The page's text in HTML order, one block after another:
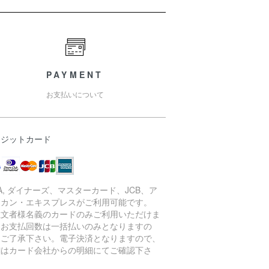
PAYMENT
お支払いについて
ットカード
ダイナーズ、マスターカード、JCB、ア
ン・エキスプレスがご利用可能です。
者様名義のカードのみご利用いただけま
支払回数は一括払いのみとなりますの
了承下さい。電子決済となりますので、
カード会社からの明細にてご確認下さ